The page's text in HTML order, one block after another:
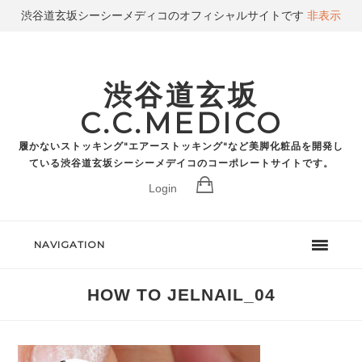
渋谷道玄坂
C.C.MEDICO
履かないストッキング"エアーストッキング"など美脚化粧品を開発し
ている渋谷道玄坂シーシーメデイコのコーポレートサイトです。
Login
NAVIGATION
HOW TO JELNAIL_04
渋谷道玄坂シーシーメディコのオフィシャルサイトです 非表示